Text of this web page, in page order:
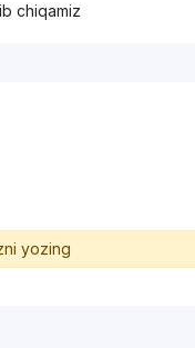
chiqamiz
yozing